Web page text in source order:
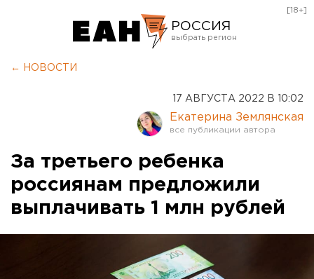
РОССИЯ
Оренбург
[18+]
← НОВОСТИ
17 АВГУСТА 2022 В 10:02
Екатерина Землянская
За третьего ребенка
россиянам предложили
выплачивать 1 млн рублей